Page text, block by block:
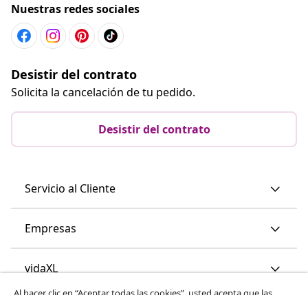
Nuestras redes sociales
Desistir del contrato
Solicita la cancelación de tu pedido.
Desistir del contrato
Servicio al Cliente
Empresas
vidaXL